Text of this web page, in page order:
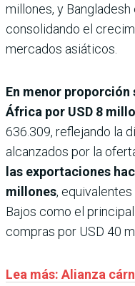
millones, y
consolidando el
mercados asiáticos.
En menor
África por USD 8
636.309, reflejando la
alcanzados por la
las exportaciones
millones,
Bajos como el
compras por USD 40
Lea más: Alianza